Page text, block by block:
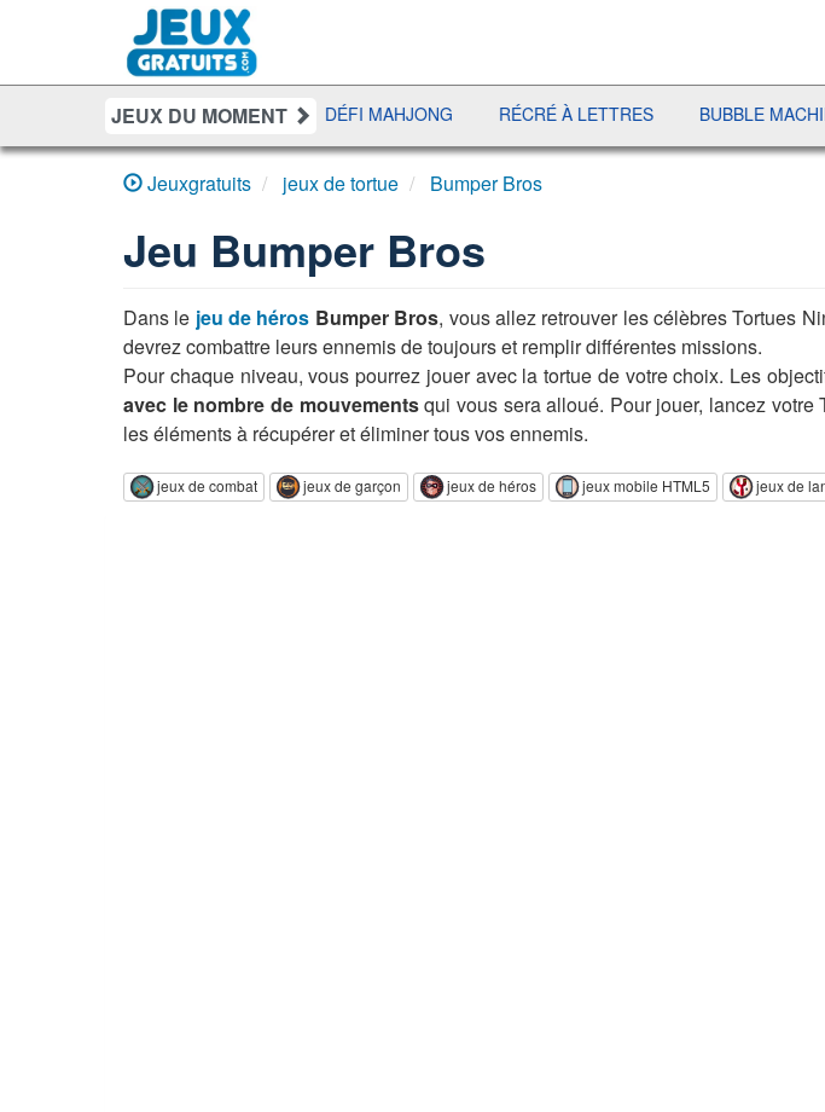
JEUX DU MOMENT
UNO DISCO DÉFI MAHJONG RÉCRÉ À LETTRES BUBBLE MACHINA
Jeuxgratuits jeux de tortue Bumper Bros
Jeu Bumper Bros
Dans le jeu de héros Bumper Bros, vous allez retrouver les célèbres Tortues
devrez combattre leurs ennemis de toujours et remplir différentes missions.
Pour chaque niveau, vous pourrez jouer avec la tortue de votre choix. Les
avec le nombre de mouvementsqui vous sera alloué. Pour jouer, lancez
les éléments à récupérer et éliminer tous vos ennemis.
jeux de combat jeux de garçon jeux de héros jeux mobile HTML5 jeux de